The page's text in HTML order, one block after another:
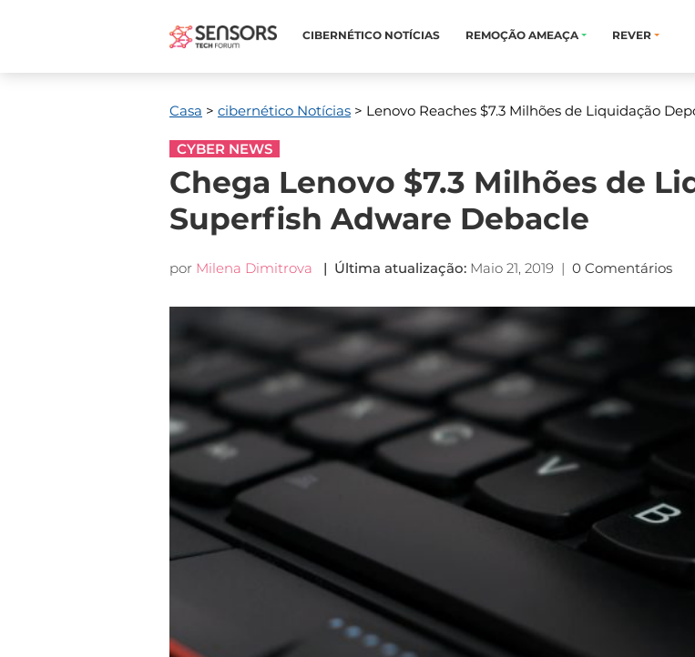
CIBERNÉTICO NOTÍCIAS REMOÇÃO AMEAÇA REVER
Casa > cibernético Notícias > Lenovo Reaches $7.3 Milhões de Liquidação
CYBER NEWS
Chega Lenovo $7.3 Milhões de
Superfish Adware Debacle
por Milena Dimitrova | Última atualização: Maio 21, 2019 | 0 Comentários